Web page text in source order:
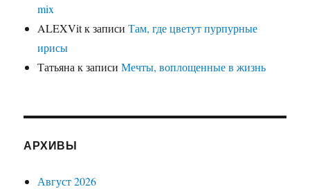
mix
ALEXVitк записиТам, где цветут пурпурные
ирисы
Татьяна к записиМечты, воплощенные в жизнь
АРХИВЫ
Август 2026